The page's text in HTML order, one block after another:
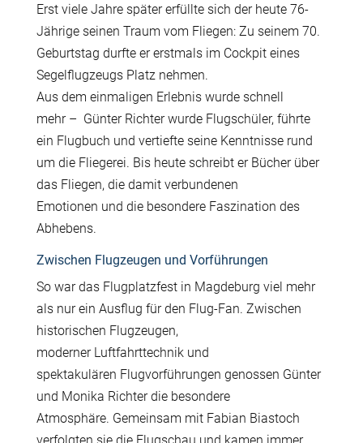
Erst viele Jahre später erfüllte sich der heute 76-
Jährige seinen Traum vom Fliegen: Zu seinem 70.
Geburtstag durfte er erstmals im Cockpit eines
Segelflugzeugs Platz nehmen.
Aus dem einmaligen Erlebnis wurde schnell
mehr – Günter Richter wurde Flugschüler, führte
ein Flugbuch und vertiefte seine Kenntnisse rund
um die Fliegerei. Bis heute schreibt er Bücher über
das Fliegen, die damit verbundenen
Emotionen und die besondere Faszination des
Abhebens.
Zwischen Flugzeugen und Vorführungen
So war das Flugplatzfest in Magdeburg viel mehr
als nur ein Ausflug für den Flug-Fan. Zwischen
historischen Flugzeugen,
moderner Luftfahrttechnik und
spektakulären Flugvorführungen genossen Günter
und Monika Richter die besondere
Atmosphäre. Gemeinsam mit Fabian Biastoch